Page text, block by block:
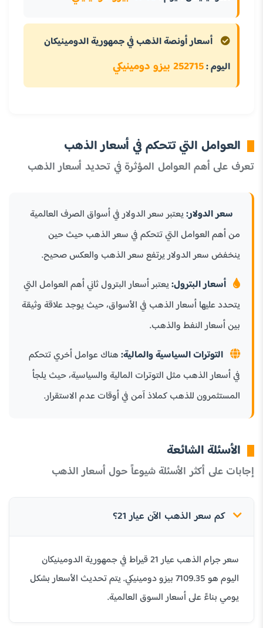
أسعار أونصة الذهب في جمهورية الدومينيكان
اليوم :252715 بيزو دومينيكي
العوامل التي تتحكم في أسعار الذهب
تعرف على أهم العوامل المؤثرة في تحديد أسعار الذهب
سعر الدولار:يعتبر سعر الدولار في أسواق الصرف العالمية
من أهم العوامل التي تتحكم في سعر الذهب حيث حين
ينخفض سعر الدولار يرتفع سعر الذهب والعكس صحيح.
أسعار البترول:يعتبر أسعار البترول ثاني أهم العوامل التي
يتحدد عليها أسعار الذهب في الأسواق، حيث يوجد علاقة وثيقة
بين أسعار النفط والذهب.
التوترات السياسية والمالية:هناك عوامل أخري تتحكم
في أسعار الذهب مثل التوترات المالية والسياسية، حيث يلجأ
المستثمرون للذهب كملاذ آمن في أوقات عدم الاستقرار.
الأسئلة الشائعة
إجابات على أكثر الأسئلة شيوعاً حول أسعار الذهب
كم سعر الذهب الآن عيار 21؟
سعر جرام الذهب عيار 21 قيراط في جمهورية الدومينيكان
اليوم هو 7109.35 بيزو دومينيكي. يتم تحديث الأسعار بشكل
يومي بناءً على أسعار السوق العالمية.